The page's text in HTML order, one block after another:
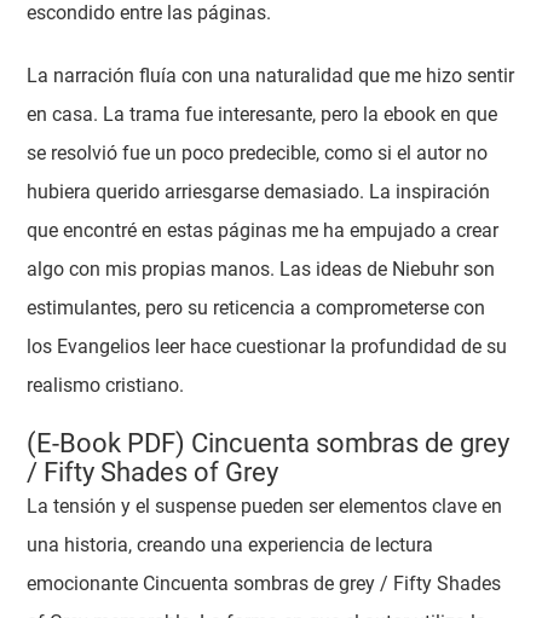
escondido entre las páginas.
La narración fluía con una naturalidad que me hizo sentir
en casa. La trama fue interesante, pero la ebook en que
se resolvió fue un poco predecible, como si el autor no
hubiera querido arriesgarse demasiado. La inspiración
que encontré en estas páginas me ha empujado a crear
algo con mis propias manos. Las ideas de Niebuhr son
estimulantes, pero su reticencia a comprometerse con
los Evangelios leer hace cuestionar la profundidad de su
realismo cristiano.
(E-Book PDF) Cincuenta sombras de grey
/ Fifty Shades of Grey
La tensión y el suspense pueden ser elementos clave en
una historia, creando una experiencia de lectura
emocionante Cincuenta sombras de grey / Fifty Shades